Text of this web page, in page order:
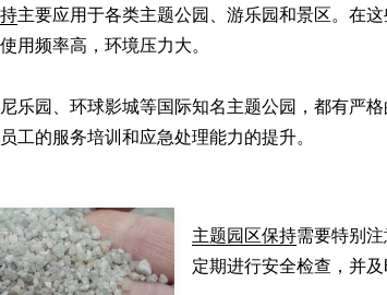
主要应用于各类主题公园、游乐园和景区。在
用频率高，环境压力大。
乐园、环球影城等国际知名主题公园，都有严
工的服务培训和应急处理能力的提升。
主题园区保持需要特别
定期进行安全检查，并及